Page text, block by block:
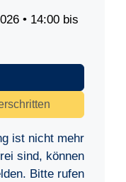
• 14:00 bis
ist nicht mehr
sind, können
Bitte rufen